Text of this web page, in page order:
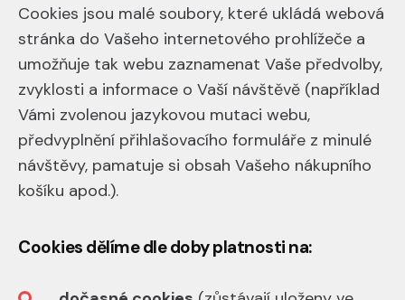
Cookies jsou malé soubory, které ukládá webová
stránka do Vašeho internetového prohlížeče a
umožňuje tak webu zaznamenat Vaše předvolby,
zvyklosti a informace o Vaší návštěvě (například
Vámi zvolenou jazykovou mutaci webu,
předvyplnění přihlašovacího formuláře z minulé
návštěvy, pamatuje si obsah Vašeho nákupního
košíku apod.).
Cookies dělíme dle doby platnosti na: